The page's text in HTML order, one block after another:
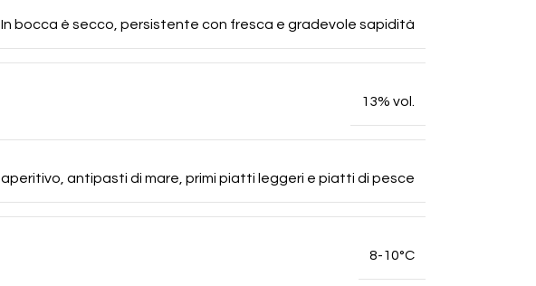
In bocca è secco, persistente con fresca e gradevole sapidità
13% vol.
aperitivo, antipasti di mare, primi piatti leggeri e piatti di pesce
8-10°C